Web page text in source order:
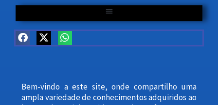
Bem-vindo a este site, onde compartilho uma
ampla variedade de conhecimentos adquiridos ao